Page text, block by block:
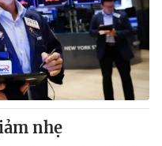
nhẹ